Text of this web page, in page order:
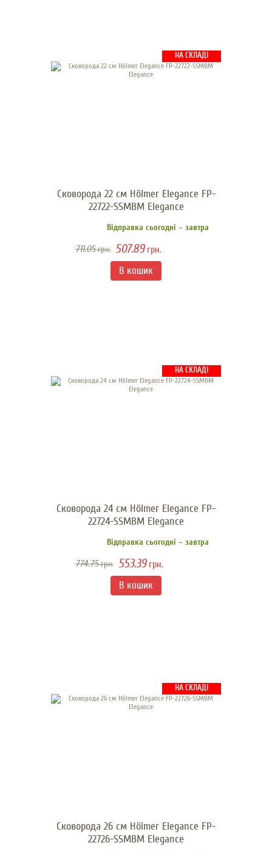
НА СКЛАДІ
Сковорода 22 см Hölmer Elegance FP-
22722-SSMBM Elegance
Відправка сьогодні – завтра
711.05грн. 507.89грн.
НА СКЛАДІ
Сковорода 24 см Hölmer Elegance FP-
22724-SSMBM Elegance
Відправка сьогодні – завтра
774.75грн. 553.39грн.
НА СКЛАДІ
Сковорода 26 см Hölmer Elegance FP-
22726-SSMBM Elegance